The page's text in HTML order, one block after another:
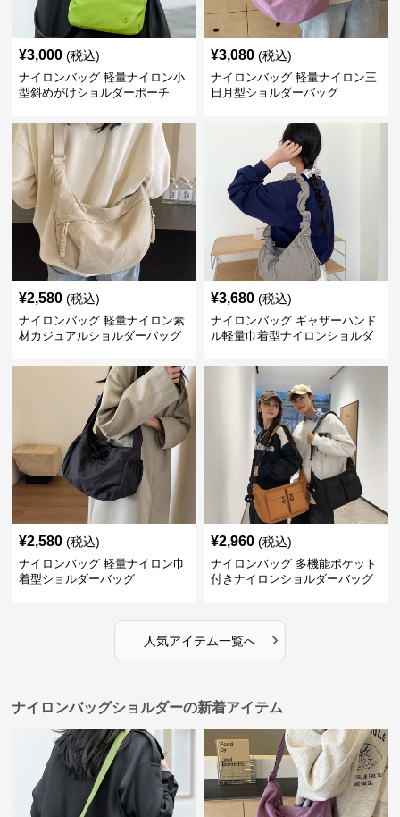
¥3,000 (税込)
ナイロンバッグ 軽量ナイロン小
型斜めがけショルダーポーチ
¥3,080 (税込)
ナイロンバッグ 軽量ナイロン三
日月型ショルダーバッグ
¥2,580 (税込)
ナイロンバッグ 軽量ナイロン素
材カジュアルショルダーバッグ
¥3,680 (税込)
ナイロンバッグ ギャザーハンド
ル軽量巾着型ナイロンショルダ
¥2,580 (税込)
ナイロンバッグ 軽量ナイロン巾
着型ショルダーバッグ
¥2,960 (税込)
ナイロンバッグ 多機能ポケット
付きナイロンショルダーバッグ
人気アイテム一覧へ ›
ナイロンバッグショルダーの新着アイテム